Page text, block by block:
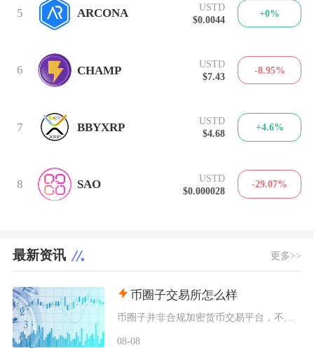
5 ARCONA
USTD
$0.0044
+0%
6 CHAMP
USTD
$7.43
-8.95%
7 BBYXRP
USTD
$4.68
+4.6%
8 SAO
USTD
$0.000028
-29.07%
最新资讯 更多>>
币圈子交易所怎么样
08-08